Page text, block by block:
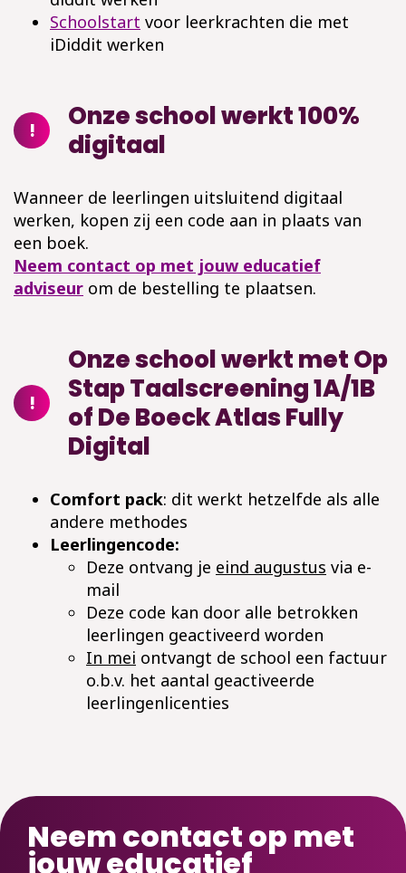
Schoolstart voor leerkrachten die met
iDiddit werken
!
Onze school werkt 100%
digitaal
Wanneer de leerlingen uitsluitend digitaal
werken, kopen zij een code aan in plaats van
een boek.
Neem contact op met jouw educatief
adviseur om de bestelling te plaatsen.
!
Onze school werkt met Op
Stap Taalscreening 1A/1B
of De Boeck Atlas Fully
Digital
Comfort pack: dit werkt hetzelfde als alle
andere methodes
Leerlingencode:
Deze ontvang je eind augustus via e-
mail
Deze code kan door alle betrokken
leerlingen geactiveerd worden
In mei ontvangt de school een factuur
o.b.v. het aantal geactiveerde
leerlingenlicenties
Neem contact op met
jouw educatief